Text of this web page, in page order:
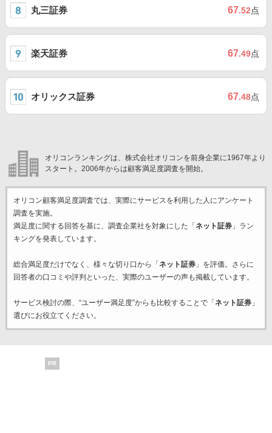
丸三証券 67.52点
楽天証券 67.49点
オリックス証券 67.48点
オリコンランキングは、株式会社オリコンを前身企業に1967年より
スタート。2006年からは顧客満足度調査を開始。
オリコン顧客満足度調査では、実際にサービスを利用した 人にアンケート
調査を実施。
満足度に関する回答を基に、調査企業社を対象にした「 ネット証券」ラン
キングを発表しています。
総合満足度だけでなく、様々な切り口から「 ネット証券」を評価。さらに
回答者の口コミや評判といった、実際のユーザーの声も掲載しています。
サービス検討の際、“ユーザー満足度”からも比較することで「 ネット証券」
選びにお役立てください。
PR